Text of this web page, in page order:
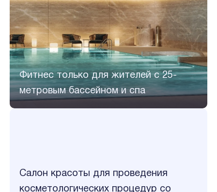
Фитнес только для жителей с 25-
метровым бассейном и спа
Салон красоты для проведения
косметологических процедур со